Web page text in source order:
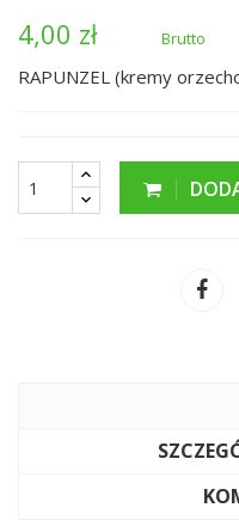
4,00 zł
Brutto
RAPUNZEL (kremy